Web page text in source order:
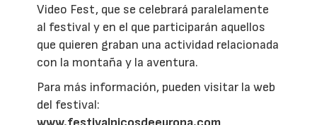
Video Fest, que se celebrará paralelamente
al festival y en el que participarán aquellos
que quieren graban una actividad relacionada
con la montaña y la aventura.
Para más información, pueden visitar la web
del festival: